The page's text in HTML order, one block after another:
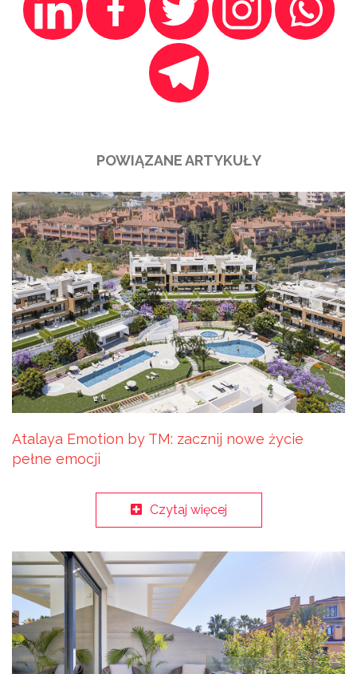
POWIĄZANE ARTYKUŁY
Atalaya Emotion by TM: zacznij nowe życie
pełne emocji
Czytaj więcej